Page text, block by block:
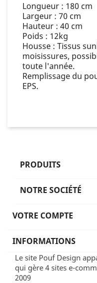
Longueur : 180 cm
Largeur : 70 cm
Hauteur : 40 cm
Poids : 12kg
Housse : Tissus
moisissures,
toute l'année.
Remplissage du
EPS.
PRODUITS
NOTRE SOCIÉTÉ
VOTRE COMPTE
INFORMATIONS
Le site Pouf Design
qui gère 4 sites e-
2009